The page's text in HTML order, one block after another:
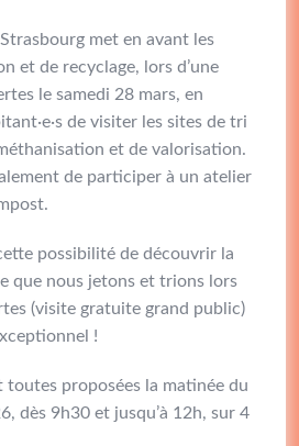
met en avant les
et de recyclage, lors d’une
le samedi 28 mars, en
de visiter les sites de tri
et de valorisation.
de participer à un atelier
possibilité de découvrir la
que nous jetons et trions lors
(visite gratuite grand public)
!
toutes proposées la matinée du
dès 9h30 et jusqu’à 12h, sur 4